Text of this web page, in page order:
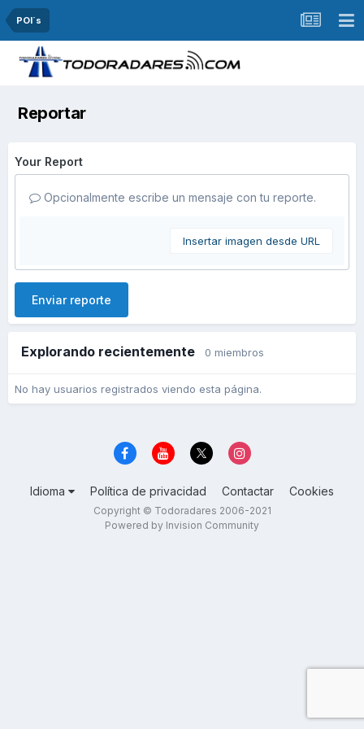
POI´s
Reportar
Your Report
Opcionalmente escribe un mensaje con tu reporte.
Insertar imagen desde URL
Enviar reporte
Explorando recientemente 0 miembros
No hay usuarios registrados viendo esta página.
Idioma Política de privacidad Contactar Cookies
Copyright © Todoradares 2006-2021
Powered by Invision Community